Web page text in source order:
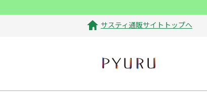
サスティ通販サイトトップへ